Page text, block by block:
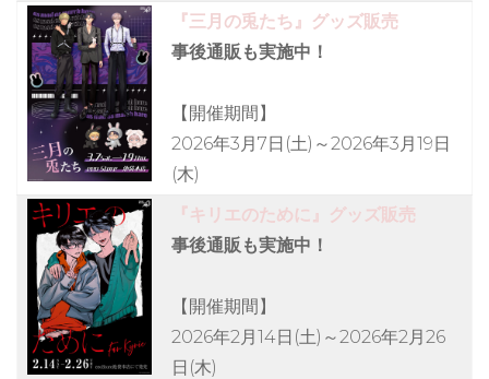
『三月の兎たち』グッズ販売
事後通販も実施中！
【開催期間】
2026年3月7日(土)～2026年3月19日
(木)
『キリエのために』グッズ販売
事後通販も実施中！
【開催期間】
2026年2月14日(土)～2026年2月26
日(木)